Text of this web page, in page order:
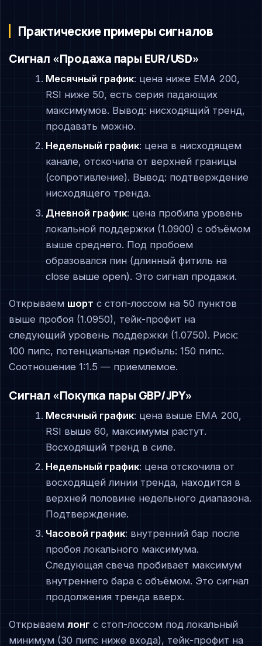
Практические примеры сигналов
Сигнал «Продажа пары EUR/USD»
Месячный график: цена ниже EMA 200,
RSI ниже 50, есть серия падающих
максимумов. Вывод: нисходящий тренд,
продавать можно.
Недельный график: цена в нисходящем
канале, отскочила от верхней границы
(сопротивление). Вывод: подтверждение
нисходящего тренда.
Дневной график: цена пробила уровень
локальной поддержки (1.0900) с объёмом
выше среднего. Под пробоем
образовался пин (длинный фитиль на
close выше open). Это сигнал продажи.
Открываем шорт с стоп-лоссом на 50 пунктов
выше пробоя (1.0950), тейк-профит на
следующий уровень поддержки (1.0750). Риск:
100 пипс, потенциальная прибыль: 150 пипс.
Соотношение 1:1.5 — приемлемое.
Сигнал «Покупка пары GBP/JPY»
Месячный график: цена выше EMA 200,
RSI выше 60, максимумы растут.
Восходящий тренд в силе.
Недельный график: цена отскочила от
восходящей линии тренда, находится в
верхней половине недельного диапазона.
Подтверждение.
Часовой график: внутренний бар после
пробоя локального максимума.
Следующая свеча пробивает максимум
внутреннего бара с объёмом. Это сигнал
продолжения тренда вверх.
Открываемлонг с стоп-лоссом под локальный
минимум (30 пипс ниже входа), тейк-профит на